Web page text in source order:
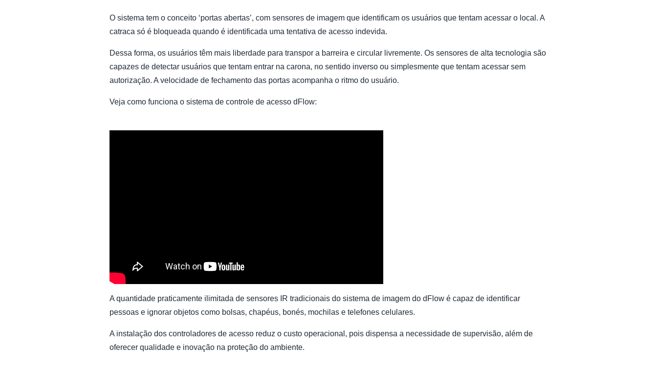
O sistema tem o conceito ‘portas abertas’, com sensores de imagem que identificam os usuários que tentam acessar o local. A
catraca só é bloqueada quando é identificada uma tentativa de acesso indevida.
Dessa forma, os usuários têm mais liberdade para transpor a barreira e circular livremente. Os sensores de alta tecnologia são
capazes de detectar usuários que tentam entrar na carona, no sentido inverso ou simplesmente que tentam acessar sem
autorização. A velocidade de fechamento das portas acompanha o ritmo do usuário.
Veja como funciona o sistema de controle de acesso dFlow:
A quantidade praticamente ilimitada de sensores IR tradicionais do sistema de imagem do dFlow é capaz de identificar
pessoas e ignorar objetos como bolsas, chapéus, bonés, mochilas e telefones celulares.
A instalação dos controladores de acesso reduz o custo operacional, pois dispensa a necessidade de supervisão, além de
oferecer qualidade e inovação na proteção do ambiente.